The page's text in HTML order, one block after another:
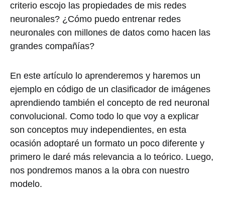
criterio escojo las propiedades de mis redes
neuronales? ¿Cómo puedo entrenar redes
neuronales con millones de datos como hacen las
grandes compañías?
En este artículo lo aprenderemos y haremos un
ejemplo en código de un clasificador de imágenes
aprendiendo también el concepto de red neuronal
convolucional. Como todo lo que voy a explicar
son conceptos muy independientes, en esta
ocasión adoptaré un formato un poco diferente y
primero le daré más relevancia a lo teórico. Luego,
nos pondremos manos a la obra con nuestro
modelo.